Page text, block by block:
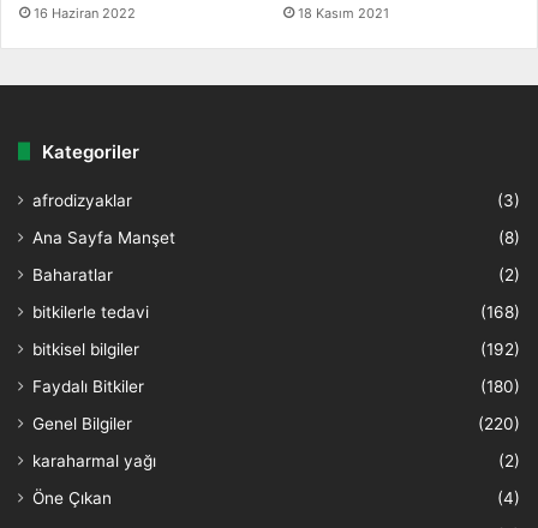
16 Haziran 2022 18 Kasım 2021
Kategoriler
afrodizyaklar
(3)
Ana Sayfa Manşet
(8)
Baharatlar
(2)
bitkilerle tedavi
(168)
bitkisel bilgiler
(192)
Faydalı Bitkiler
(180)
Genel Bilgiler
(220)
karaharmal yağı
(2)
Öne Çıkan
(4)